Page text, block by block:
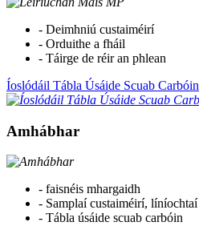
- Deimhniú custaiméirí
- Orduithe a fháil
- Táirge de réir an phlean
Íoslódáil Tábla Úsáide Scuab Carbóin
Amhábhar
- faisnéis mhargaidh
- Samplaí custaiméirí, líníochtaí
- Tábla úsáide scuab carbóin